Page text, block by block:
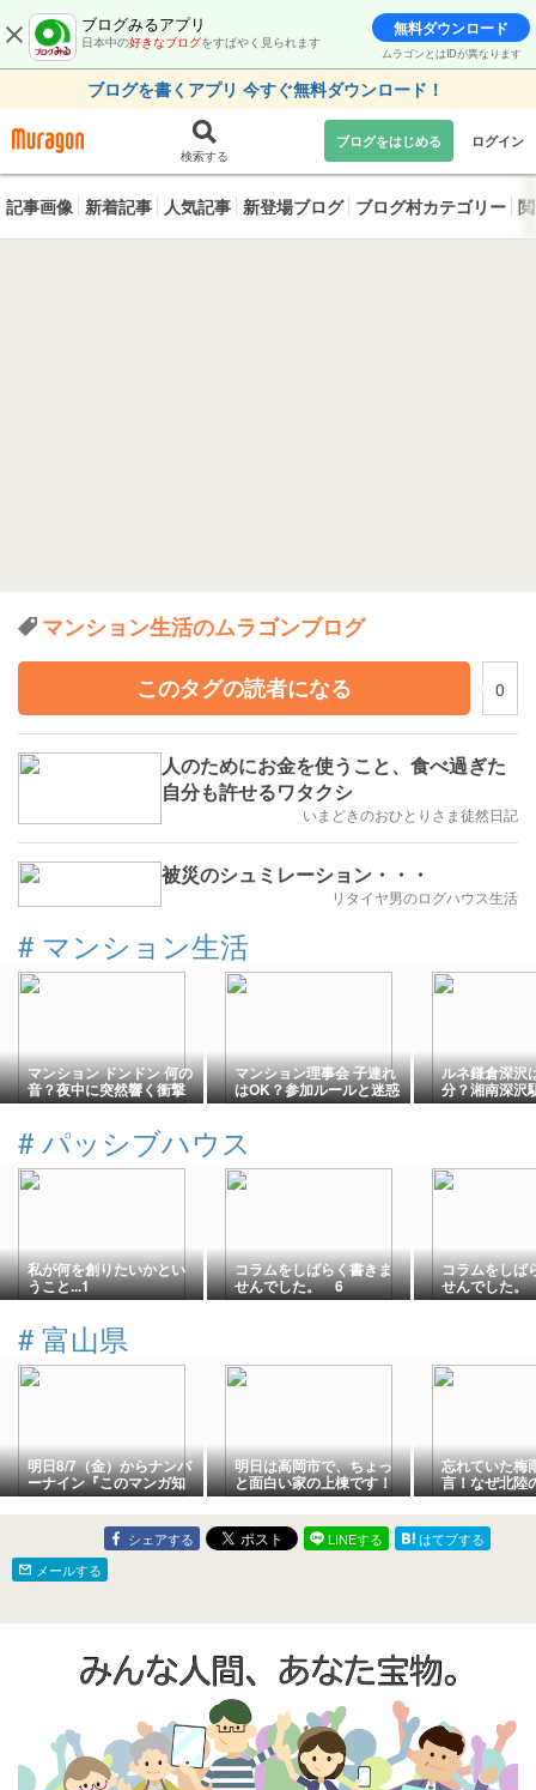
ブログみるアプリ
日本中の好きなブログをすばやく見られます
無料ダウンロード
ムラゴンとはIDが異なります
ブログを書くアプリ 今すぐ無料ダウンロード！
検索する
ブログをはじめる ログイン
記事画像 新着記事 人気記事 新登場ブログ ブログ村カテゴリー
マンション生活のムラゴンブログ
このタグの読者になる
0
人のためにお金を使うこと、食べ過ぎた
自分も許せるワタクシ
いまどきのおひとりさま徒然日記
被災のシュミレーション・・・
リタイヤ男のログハウス生活
# マンション生活
マンション ドンドン 何の
音？夜中に突然響く衝撃
音の原因と対処法を徹底
マンション理事会 子連れ
はOK？参加ルールと迷惑
にならないマナー
ルネ鎌倉深沢
分？湘南深沢
新駅14分を解
# パッシブハウス
私が何を創りたいかとい
うこと...1
コラムをしばらく書きま
せんでした。 6
コラムをしば
せんでした
# 富山県
明日8/7（金）からナンバ
ーナイン『このマンガ知
ってる？』キャンペーン
開始します！
明日は高岡市で、ちょっ
と面白い家の上棟です！
忘れていた梅
言！なぜ北陸
は遅れたのか
シェアする LINEする
はてブする
メールする